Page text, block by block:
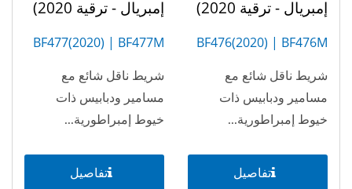
إمبريال - ترقية 2020)
BF476(2020) | BF476M
شريط ناقل شائع مع
مسامير ودبابيس ذات
خيوط إمبراطورية...
تفاصيل
إمبريال - ترقية 2020)
BF477(2020) | BF477M
شريط ناقل شائع مع
مسامير ودبابيس ذات
خيوط إمبراطورية...
تفاصيل